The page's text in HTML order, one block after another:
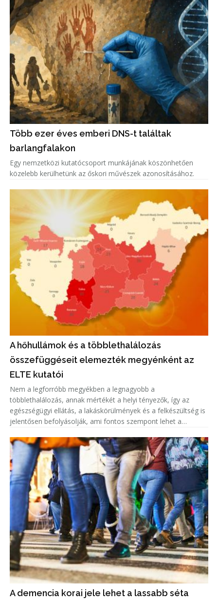
Több ezer éves emberi DNS-t találtak
barlangfalakon
Egy nemzetközi kutatócsoport munkájának köszönhetően
közelebb kerülhetünk az őskori művészek azonosításához.
A hőhullámok és a többlethalálozás
összefüggéseit elemezték megyénként az
ELTE kutatói
Nem a legforróbb megyékben a legnagyobb a
többlethalálozás, annak mértékét a helyi tényezők, így az
egészségügyi ellátás, a lakáskörülmények és a felkészültség is
jelentősen befolyásolják, ami fontos szempont lehet a
A demencia korai jele lehet a lassabb séta